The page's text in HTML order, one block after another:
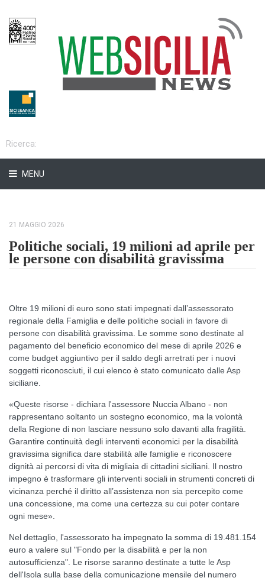
MENU
21 MAGGIO 2026
Politiche sociali, 19 milioni ad aprile per
le persone con disabilità gravissima
Oltre 19 milioni di euro sono stati impegnati dall’assessorato
regionale della Famiglia e delle politiche sociali in favore di
persone con disabilità gravissima. Le somme sono destinate al
pagamento del beneficio economico del mese di aprile 2026 e
come budget aggiuntivo per il saldo degli arretrati per i nuovi
soggetti riconosciuti, il cui elenco è stato comunicato dalle Asp
siciliane.
«Queste risorse - dichiara l'assessore Nuccia Albano - non
rappresentano soltanto un sostegno economico, ma la volontà
della Regione di non lasciare nessuno solo davanti alla fragilità.
Garantire continuità degli interventi economici per la disabilità
gravissima significa dare stabilità alle famiglie e riconoscere
dignità ai percorsi di vita di migliaia di cittadini siciliani. Il nostro
impegno è trasformare gli interventi sociali in strumenti concreti di
vicinanza perché il diritto all’assistenza non sia percepito come
una concessione, ma come una certezza su cui poter contare
ogni mese».
Nel dettaglio, l'assessorato ha impegnato la somma di 19.481.154
euro a valere sul "Fondo per la disabilità e per la non
autosufficienza". Le risorse saranno destinate a tutte le Asp
dell'Isola sulla base della comunicazione mensile del numero